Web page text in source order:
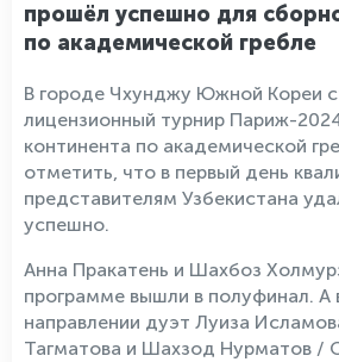
прошёл успешно для
по академической гребле
В городе Чхунджу Южной Кореи
лицензионный турнир Париж-
континента по академической
отметить, что в первый день
представителям Узбекистана
успешно.
Анна Пракатень и Шахбоз
программе вышли в полуфинал. А
направлении дуэт Луиза
Тагматова и Шахзод Нурматов /